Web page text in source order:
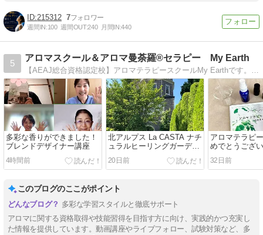
215312 7
週間IN:100 週間OUT:240 月間IN:440
5
アロマスクール＆アロマ曼荼羅®セラピー My Earth
【AEAJ総合資格認定校】アロマテラピースクールMy Earthです。AEAJ総合資格認定校。アロマ曼荼羅®セラピーで理想の自分へ。アロマ曼荼羅®セラピスト養成。福島県会津若松市
多彩な香りができました！
ブレンドデザイナー講座
4時間前
北アルプス La CASTA ナチ
ュラルヒーリングガーデン
に行ってきました
20日前
アロマテラピ
めでとうござ
アドバイザー
32日前
このブログのここがポイント
多彩な学習スタイルと徹底サポート
アロマに関する資格取得や技能習得を目指す方に向け、実践的かつ充実し
た情報を提供しています。動画講座やライブフォロー、試験対策など、多